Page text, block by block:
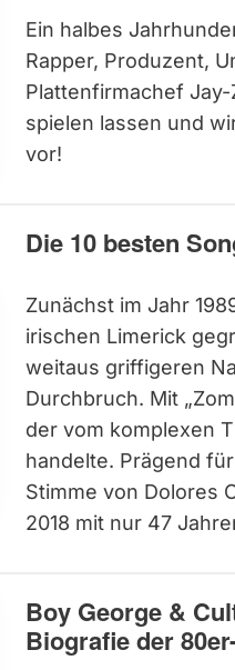
Ein halbes
Rapper, Produzent,
Plattenfirmachef
spielen lassen und
vor!
Die 10 besten
Zunächst im Jahr
irischen Limerick
weitaus griffigeren
Durchbruch. Mit
der vom komplexen
handelte. Prägend
Stimme von Dolores
2018 mit nur 47
Boy George &
Biografie der